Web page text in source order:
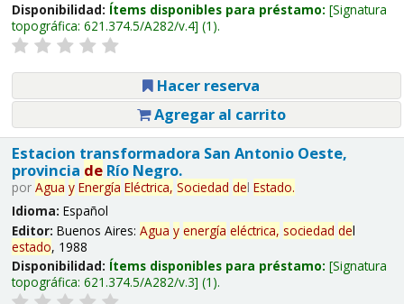
Disponibilidad: Ítems disponibles para préstamo: Signatura
topográfica: 621.374.5/A282/v.4 (1).
Hacer reserva
Agregar al carrito
Estacion transformadora San Antonio Oeste,
provincia deRío Negro.
por Agua y Energía Eléctrica, Sociedad del Estado.
Idioma: Español
Editor: Buenos Aires: Agua y energía eléctrica, sociedad del
estado, 1988
Disponibilidad: Ítems disponibles para préstamo: Signatura
topográfica: 621.374.5/A282/v.3 (1).